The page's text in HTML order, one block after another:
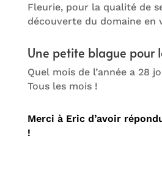
Fleurie, pour la qualité de
découverte du domaine en
Une petite blague pour
Quel mois de l’année a 28
Tous les mois !
Merci à Eric d’avoir
!